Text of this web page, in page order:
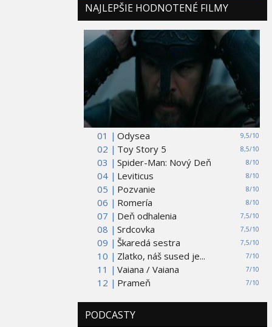
NAJLEPŠIE HODNOTENÉ FILMY
01 | 9,5/10
Odysea
02 |
8,5/10
Toy Story 5
03 |
8/10
Spider-Man: Nový Deň
04 |
8/10
Leviticus
05 |
8/10
Pozvanie
06 |
8/10
Romería
07 |
7,5/10
Deň odhalenia
08 |
7,5/10
Srdcovka
09 |
7,5/10
Škaredá sestra
10 |
7/10
Zlatko, náš sused je...
11 |
7/10
Vaiana / Vaiana
12 |
7/10
Prameň
PODCASTY